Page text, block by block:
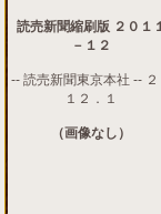
読売新聞縮刷版 ２０１
－１２
-- 読売新聞東京本社 -- ２
１２．１
（画像なし）